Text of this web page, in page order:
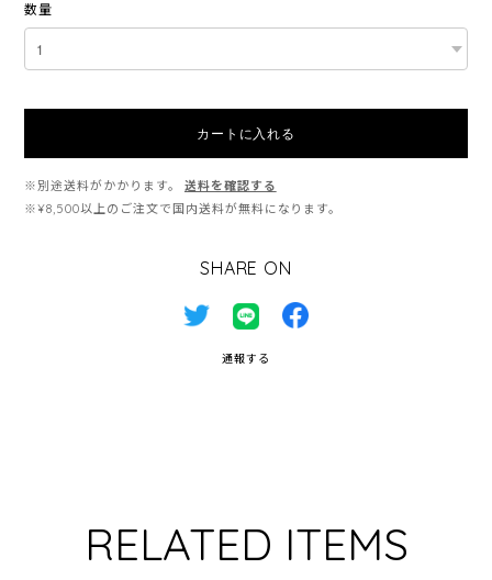
数量
カートに入れる
※別途送料がかかります。
送料を確認する
※¥8,500以上のご注文で国内送料が無料になります。
SHARE ON
通報する
RELATED ITEMS